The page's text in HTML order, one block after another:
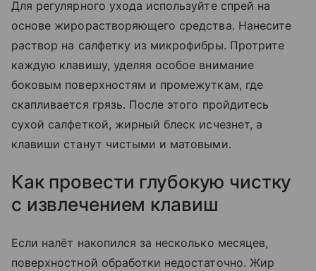
Для регулярного ухода используйте спрей на
основе жирорастворяющего средства. Нанесите
раствор на салфетку из микрофибры. Протрите
каждую клавишу, уделяя особое внимание
боковым поверхностям и промежуткам, где
скапливается грязь. После этого пройдитесь
сухой салфеткой, жирный блеск исчезнет, а
клавиши станут чистыми и матовыми.
Как провести глубокую чистку
с извлечением клавиш
Если налёт накопился за несколько месяцев,
поверхностной обработки недостаточно. Жир